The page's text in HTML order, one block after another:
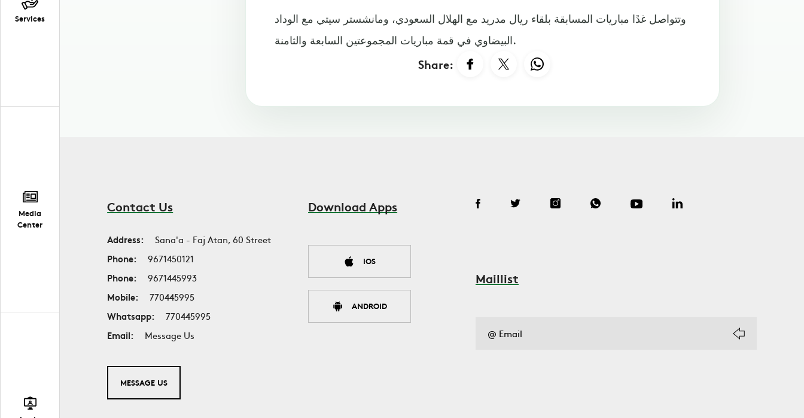
Services
Media
Center
وتتواصل غدًا مباريات المسابقة بلقاء ريال مدريد مع الهلال السعودي، ومانشستر سيتي مع الوداد
البيضاوي في قمة مباريات المجموعتين السابعة والثامنة.
Share:
Contact Us
Address:
Sana'a - Faj Atan, 60 Street
Phone:
9671450121
Phone:
9671445993
Mobile:
770445995
Whatsapp:
770445995
Email:
Message Us
MESSAGE US
Download Apps
IOS
ANDROID
Maillist